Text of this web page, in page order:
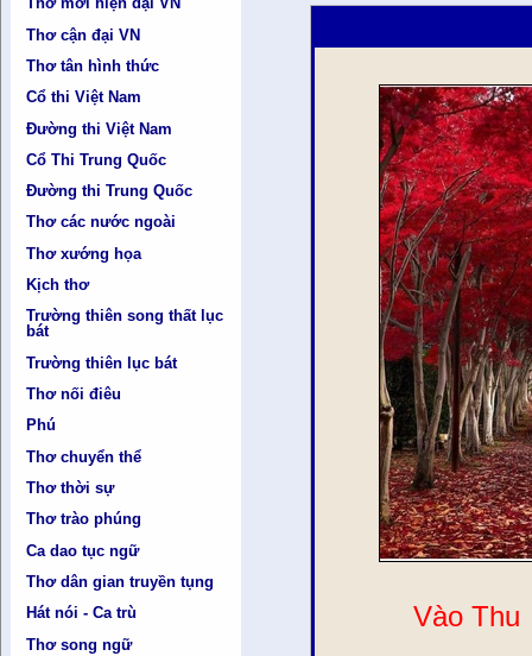
Thơ cận đại VN
Thơ tân hình thức
Cổ thi Việt Nam
Đường thi Việt Nam
Cổ Thi Trung Quốc
Đường thi Trung Quốc
Thơ các nước ngoài
Thơ xướng họa
Kịch thơ
Trường thiên song thất lục
bát
Trường thiên lục bát
Thơ nối điêu
Phú
Thơ chuyển thể
Thơ thời sự
Thơ trào phúng
Ca dao tục ngữ
Thơ dân gian truyền tụng
Hát nói - Ca trù
Thơ song ngữ
Vào Thu